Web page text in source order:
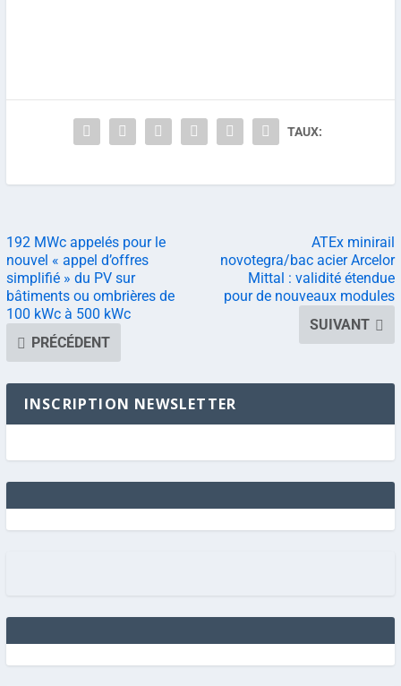
TAUX:
192 MWc appelés pour le
nouvel « appel d’offres
simplifié » du PV sur
bâtiments ou ombrières de
100 kWc à 500 kWc
PRÉCÉDENT
ATEx minirail
novotegra/bac acier Arcelor
Mittal : validité étendue
pour de nouveaux modules
SUIVANT
INSCRIPTION NEWSLETTER